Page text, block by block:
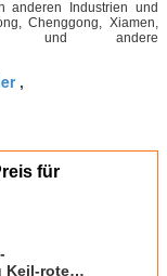
anderen Industrien und
Chenggong, Xiamen,
und andere
,
für
Keil-rote